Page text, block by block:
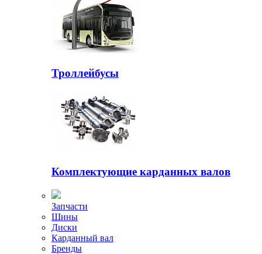
Троллейбусы
Комплектующие карданных валов
Запчасти
Шины
Диски
Карданный вал
Бренды